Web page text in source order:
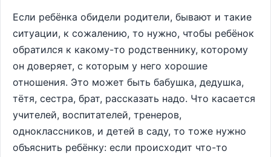
Если ребёнка обидели родители, бывают и такие
ситуации, к сожалению, то нужно, чтобы ребёнок
обратился к какому-то родственнику, которому
он доверяет, с которым у него хорошие
отношения. Это может быть бабушка, дедушка,
тётя, сестра, брат, рассказать надо. Что касается
учителей, воспитателей, тренеров,
одноклассников, и детей в саду, то тоже нужно
объяснить ребёнку: если происходит что-то